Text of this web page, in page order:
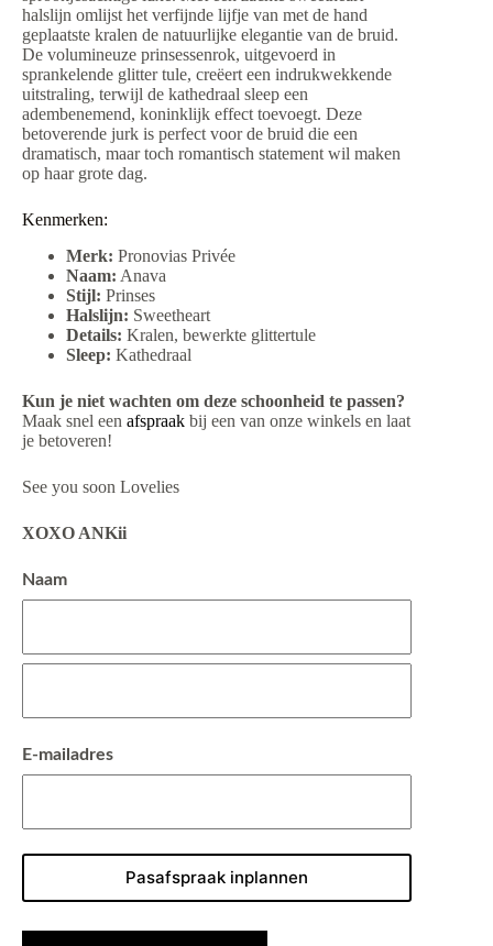
halslijn omlijst het verfijnde lijfje van met de hand
geplaatste kralen de natuurlijke elegantie van de bruid.
De volumineuze prinsessenrok, uitgevoerd in
sprankelende glitter tule, creëert een indrukwekkende
uitstraling, terwijl de kathedraal sleep een
adembenemend, koninklijk effect toevoegt. Deze
betoverende jurk is perfect voor de bruid die een
dramatisch, maar toch romantisch statement wil maken
op haar grote dag.
Kenmerken:
Merk: Pronovias Privée
Naam: Anava
Stijl: Prinses
Halslijn: Sweetheart
Details: Kralen, bewerkte glittertule
Sleep: Kathedraal
Kun je niet wachten om deze schoonheid te passen?
Maak snel een afspraak bij een van onze winkels en laat
je betoveren!
See you soon Lovelies
XOXO ANKii
Naam
Voornaam
E-mailadres